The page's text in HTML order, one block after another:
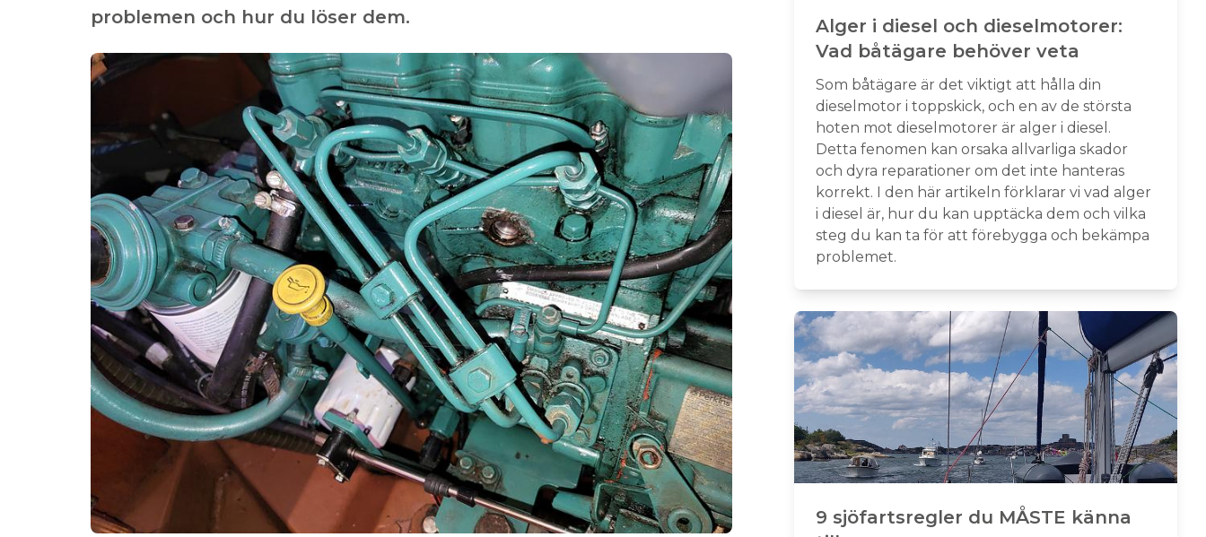
problemen och hur du löser dem.
Alger i diesel och dieselmotorer:
Vad båtägare behöver veta
Som båtägare är det viktigt att hålla din
dieselmotor i toppskick, och en av de största
hoten mot dieselmotorer är alger i diesel.
Detta fenomen kan orsaka allvarliga skador
och dyra reparationer om det inte hanteras
korrekt. I den här artikeln förklarar vi vad alger
i diesel är, hur du kan upptäcka dem och vilka
steg du kan ta för att förebygga och bekämpa
problemet.
9 sjöfartsregler du MÅSTE känna